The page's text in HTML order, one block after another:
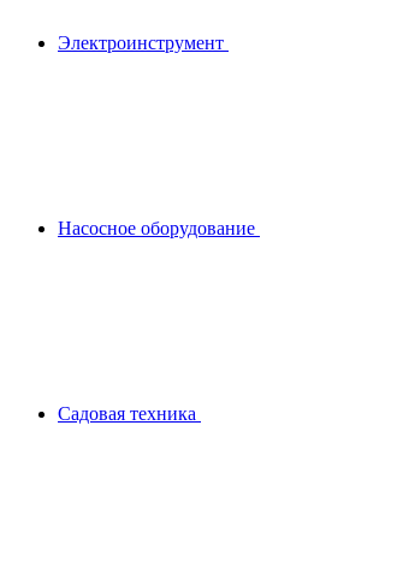
Электроинструмент
Насосное оборудование
Садовая техника